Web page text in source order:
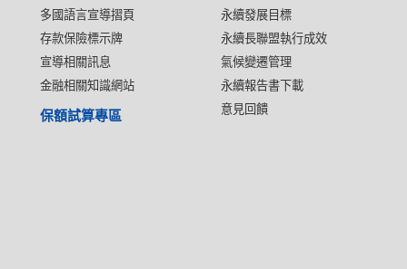
多國語言宣導摺頁
存款保險標示牌
宣導相關訊息
金融相關知識網站
永續發展目標
永續長聯盟執行成效
氣候變遷管理
永續報告書下載
意見回饋
保額試算專區